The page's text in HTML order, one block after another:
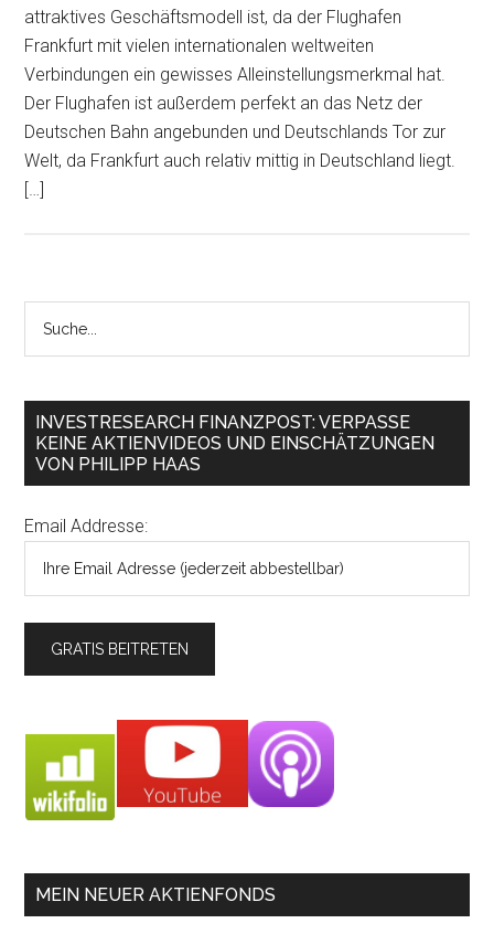
attraktives Geschäftsmodell ist, da der Flughafen
Frankfurt mit vielen internationalen weltweiten
Verbindungen ein gewisses Alleinstellungsmerkmal hat.
Der Flughafen ist außerdem perfekt an das Netz der
Deutschen Bahn angebunden und Deutschlands Tor zur
Welt, da Frankfurt auch relativ mittig in Deutschland liegt.
[…]
INVESTRESEARCH FINANZPOST: VERPASSE
KEINE AKTIENVIDEOS UND EINSCHÄTZUNGEN
VON PHILIPP HAAS
Email Addresse:
MEIN NEUER AKTIENFONDS